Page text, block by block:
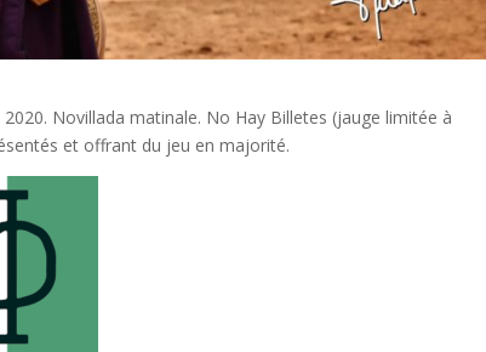
Novillada matinale. No Hay Billetes (jauge limitée à
et offrant du jeu en majorité.